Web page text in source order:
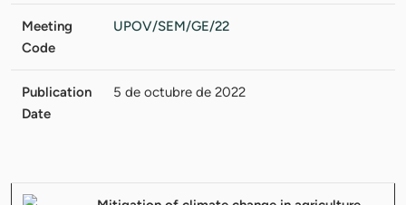
Meeting
Code
UPOV/SEM/GE/22
Publication
Date
5 de octubre de 2022